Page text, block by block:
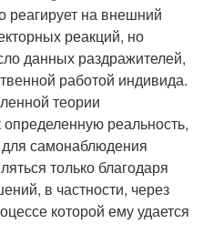
реагирует на внешний
реакций, но
данных раздражителей,
работой индивида.
теории
реальность,
для самонаблюдения
только благодаря
в частности, через
которой ему удается